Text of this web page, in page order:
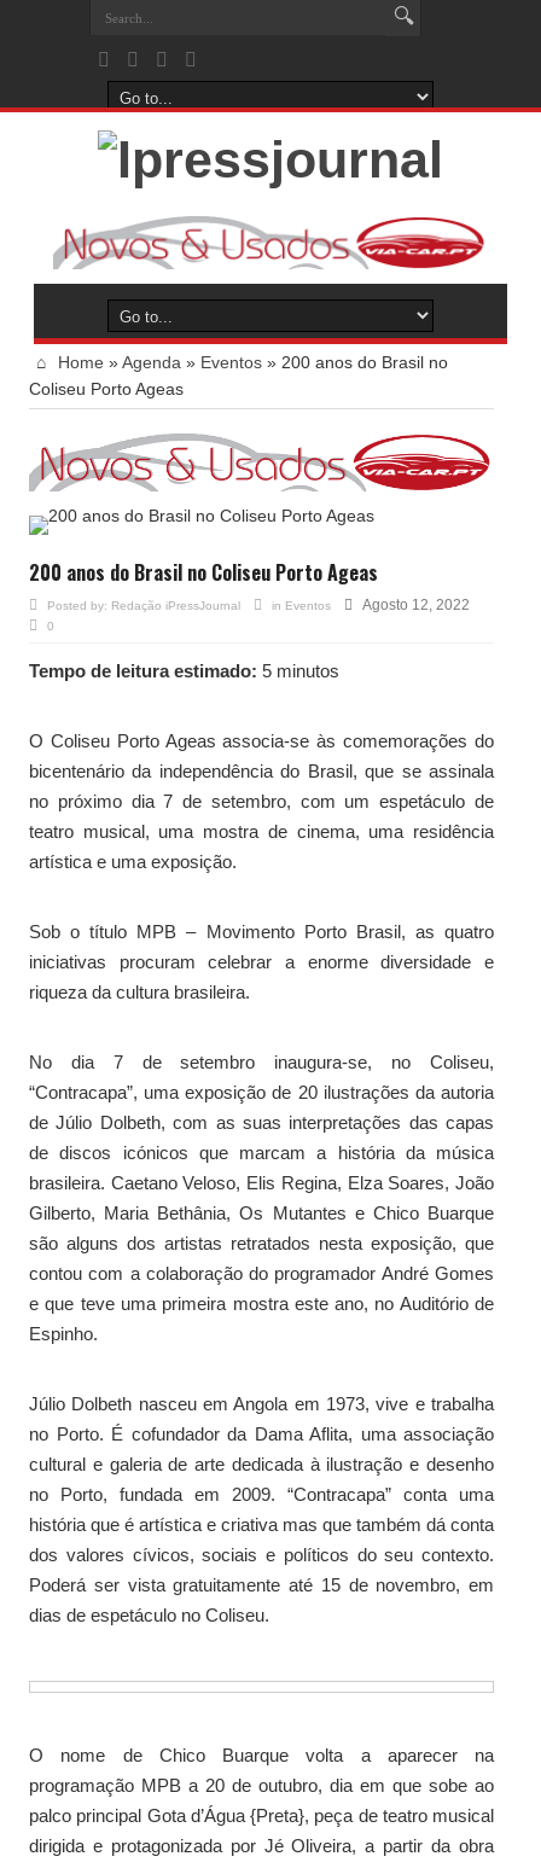
Home »Agenda » Eventos » 200 anos do Brasil no
Coliseu Porto Ageas
200 anos do Brasil no Coliseu Porto Ageas
Posted by: Redação iPressJournal in Eventos Agosto 12, 2022
0
Tempo de leitura estimado: 5 minutos
O Coliseu Porto Ageas associa-se às comemorações do
bicentenário da independência do Brasil, que se assinala
no próximo dia 7 de setembro, com um espetáculo de
teatro musical, uma mostra de cinema, uma residência
artística e uma exposição.
Sob o título MPB – Movimento Porto Brasil, as quatro
iniciativas procuram celebrar a enorme diversidade e
riqueza da cultura brasileira.
No dia 7 de setembro inaugura-se, no Coliseu,
“Contracapa”, uma exposição de 20 ilustrações da autoria
de Júlio Dolbeth, com as suas interpretações das capas
de discos icónicos que marcam a história da música
brasileira. Caetano Veloso, Elis Regina, Elza Soares, João
Gilberto, Maria Bethânia, Os Mutantes e Chico Buarque
são alguns dos artistas retratados nesta exposição, que
contou com a colaboração do programador André Gomes
e que teve uma primeira mostra este ano, no Auditório de
Espinho.
Júlio Dolbeth nasceu em Angola em 1973, vive e trabalha
no Porto. É cofundador da Dama Aflita, uma associação
cultural e galeria de arte dedicada à ilustração e desenho
no Porto, fundada em 2009. “Contracapa” conta uma
história que é artística e criativa mas que também dá conta
dos valores cívicos, sociais e políticos do seu contexto.
Poderá ser vista gratuitamente até 15 de novembro, em
dias de espetáculo no Coliseu.
O nome de Chico Buarque volta a aparecer na
programação MPB a 20 de outubro, dia em que sobe ao
palco principal Gota d’Água {Preta}, peça de teatro musical
dirigida e protagonizada por Jé Oliveira, a partir da obra